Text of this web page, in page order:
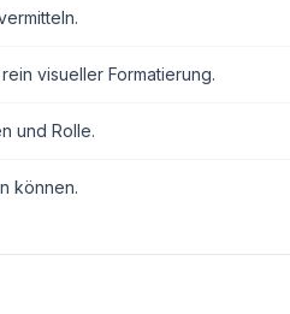
visueller Formatierung.
und Rolle.
können.